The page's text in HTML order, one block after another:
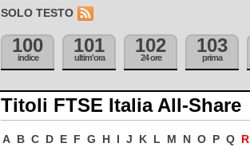
SOLO TESTO
100
indice
101
ultim'ora
102
24 ore
103
prima
Titoli FTSE Italia All-Share
A B C D E F G H I J K L M N O P Q R